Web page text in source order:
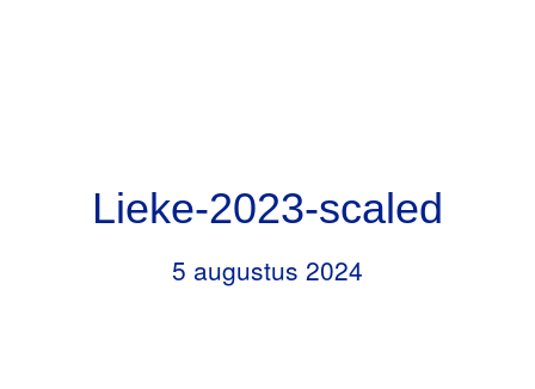
inhoudLieke-2023-scaled
5 augustus 2024